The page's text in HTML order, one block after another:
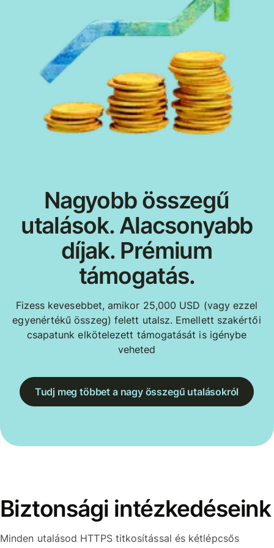
Nagyobb összegű
utalások. Alacsonyabb
díjak. Prémium
támogatás.
Fizess kevesebbet, amikor 25,000 USD (vagy ezzel
egyenértékű összeg) felett utalsz. Emellett szakértői
csapatunk elkötelezett támogatását is igénybe
veheted
Tudj meg többet a nagy összegű utalásokról
Biztonsági intézkedéseink
Minden utalásod HTTPS titkosítással és kétlépcsős